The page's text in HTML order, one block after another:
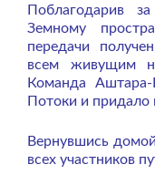
Поблагодарив
Земному
передачи
всем живущим
Команда
Потоки и придало
Вернувшись
всех участников